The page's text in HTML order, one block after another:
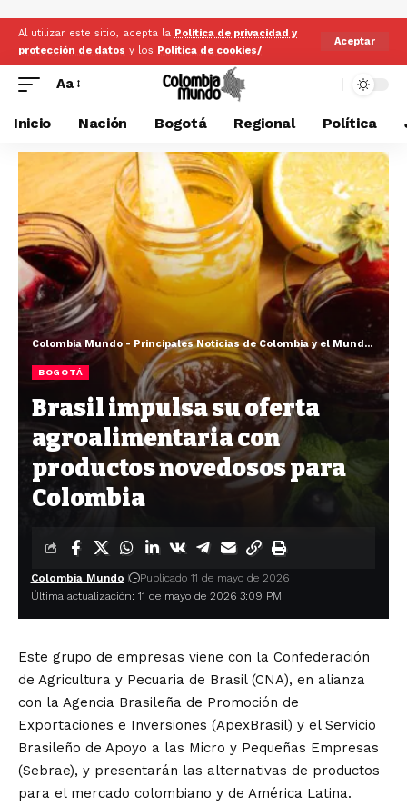
Al utilizar este sitio, acepta la Politica de privacidad y
protección de datos y los Politica de cookies/
Aceptar
Aa
Inicio Nación Bogotá Regional Política
Colombia Mundo - Principales Noticias de Colombia y el Mundo Hoy
BOGOTÁ
Brasil impulsa su oferta
agroalimentaria con
productos novedosos para
Colombia
Última actualización: 11 de mayo de 2026 3:09 PM
Colombia Mundo Publicado 11 de mayo de 2026
Este grupo de empresas viene con la Confederación
de Agricultura y Pecuaria de Brasil (CNA), en alianza
con la Agencia Brasileña de Promoción de
Exportaciones e Inversiones (ApexBrasil) y el Servicio
Brasileño de Apoyo a las Micro y Pequeñas Empresas
(Sebrae), y presentarán las alternativas de productos
para el mercado colombiano y de América Latina.